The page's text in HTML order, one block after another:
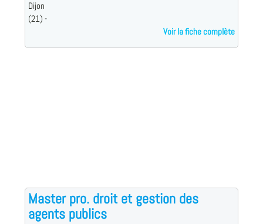
Dijon
(21) -
Voir la fiche complète
Master pro. droit et gestion des
agents publics